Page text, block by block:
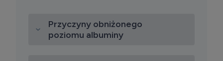
Przyczyny obniżonego
poziomu albuminy